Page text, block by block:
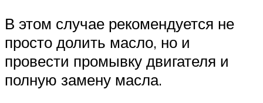
В этом случае рекомендуется не
просто долить масло, но и
провести промывку двигателя и
полную замену масла.